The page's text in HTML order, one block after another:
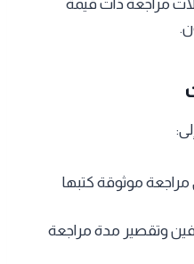
مراجعة ذات قيمة
موثوقة كتبها
وتقصير مدة مراجعة